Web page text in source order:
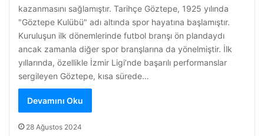
kazanmasını sağlamıştır. Tarihçe Göztepe, 1925 yılında
"Göztepe Kulübü" adı altında spor hayatına başlamıştır.
Kuruluşun ilk dönemlerinde futbol branşı ön plandaydı
ancak zamanla diğer spor branşlarına da yönelmiştir. İlk
yıllarında, özellikle İzmir Ligi’nde başarılı performanslar
sergileyen Göztepe, kısa sürede…
Devamını Oku
28 Ağustos 2024